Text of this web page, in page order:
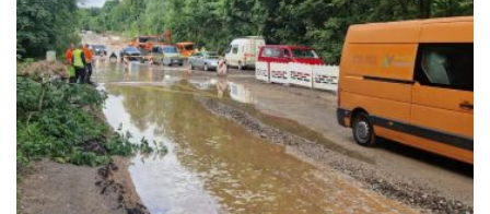
ir technologijų.
Esamas kilimo ir tūpimo takas, kurio ilgis siekia
540 metrų, o plotis – 23 metrus, yra susidėvėjęs,
asfaltbetonio danga pažeista bei deformuota,
išvagota 7–9 centimetrų storio plyšiais,
susidariusiais dėl aplinkos poveikio ir